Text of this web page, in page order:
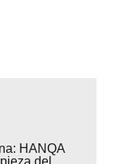
HANQA
del